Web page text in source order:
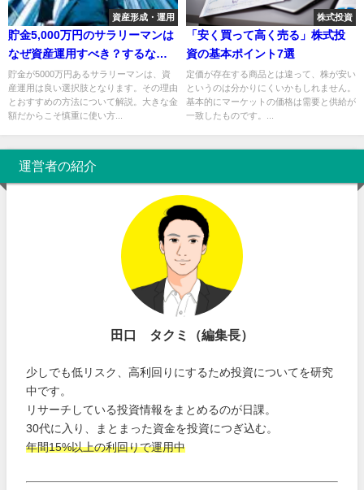
資産形成・運用
貯金5,000万円のサラリーマンは
なぜ資産運用すべき？するなら
何がいい？
貯金が5000万円あるサラリーマンは、資
産運用は良い選択肢となります。その理由
とおすすめの方法について解説。大きな金
額だからこそ慎重に使い方...
株式投資
「安く買って高く売る」株式投
資の基本ポイント7選
定価が存在する商品とは違って、株が安い
というのは分かりにくいかもしれません。
基本的にマーケットの価格は需要と供給が
一致したものです。...
運営者の紹介
田口 タクミ（編集長）
少しでも低リスク、高利回りにするため投資についてを研究
中です。
リサーチしている投資情報をまとめるのが日課。
30代に入り、まとまった資金を投資につぎ込む。
年間15%以上の利回りで運用中